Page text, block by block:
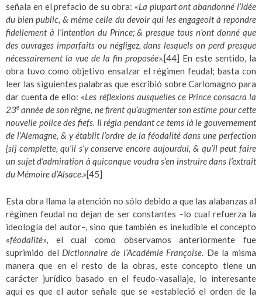
señala en el prefacio de su obra: «La plupart ont abandonné l’idée
du bien public, & même celle du devoir qui les engageoit à repondre
fidellement à l’intention du Prince; & presque tous n’ont donné que
des ouvrages imparfaits ou négligez, dans lesquels on perd presque
nécessairement la vue de la fin proposée».[44] En este sentido, la
obra tuvo como objetivo ensalzar el régimen feudal; basta con
leer las siguientes palabras que escribió sobre Carlomagno para
dar cuenta de ello: «Les réflexions ausquelles ce Prince consacra la
23e année de son règne, ne firent qu’augmenter son estime pour cette
nouvelle police des fiefs. Il régla pendant ce tems là le gouvernement
de l’Alemagne, & y établit l’ordre de la féodalité dans une perfection
[si] complette, qu’il s’y conserve encore aujourdui, & qu’il peut faire
un sujet d’admiration à quiconque voudra s’en instruire dans l’extrait
du Mémoire d’Alsace.»[45]
Esta obra llama la atención no sólo debido a que las alabanzas al
régimen feudal no dejan de ser constantes –lo cual refuerza la
ideología del autor–, sino que también es ineludible el concepto
«féodalité», el cual como observamos anteriormente fue
suprimido del Dictionnaire de l’Académie Françoise. De la misma
manera que en el resto de la obras, este concepto tiene un
carácter jurídico basado en el feudo-vasallaje, lo interesante
aquí es que el autor señale que se «estableció el orden de la